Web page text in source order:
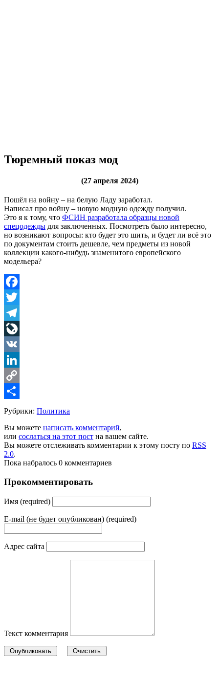
Тюремный показ мод
(27 апреля 2024)
Пошёл на войну – на белую Ладу заработал.
Написал про войну – новую модную одежду получил.
Это я к тому, что ФСИН разработала образцы новой
спецодежды для заключенных. Посмотреть было интересно,
но возникают вопросы: кто будет это шить, и будет ли всё это
по документам стоить дешевле, чем предметы из новой
коллекции какого-нибудь знаменитого европейского
модельера?
Facebook
Twitter
Telegram
LiveJournal
VK
LinkedIn
Copy
Link
Share
Рубрики: Политика
Вы можете написать комментарий,
или сослаться на этот пост на вашем сайте.
Вы можете отслеживать комментарии к этому посту по RSS
2.0.
Пока набралось 0 комментариев
Прокомментировать
Имя (required)
E-mail (не будет опубликован) (required)
Адрес сайта
Текст комментария